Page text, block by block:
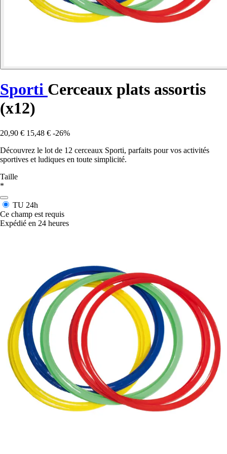
Sporti Cerceaux plats assortis
(x12)
20,90 € 15,48 € -26%
Découvrez le lot de 12 cerceaux Sporti, parfaits pour vos activités
sportives et ludiques en toute simplicité.
Taille
*
TU 24h
Ce champ est requis
Expédié en 24 heures